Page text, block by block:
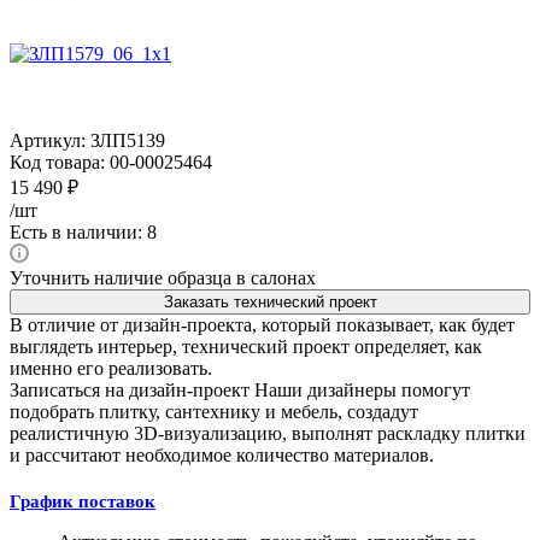
Артикул: ЗЛП5139
Код товара: 00-00025464
15 490 ₽
/шт
Есть в наличии: 8
Уточнить наличие образца в салонах
Заказать технический проект
В отличие от дизайн-проекта, который показывает, как будет
выглядеть интерьер, технический проект определяет, как
именно его реализовать.
Записаться на дизайн-проект Наши дизайнеры помогут
подобрать плитку, сантехнику и мебель, создадут
реалистичную 3D-визуализацию, выполнят раскладку плитки
и рассчитают необходимое количество материалов.
График поставок